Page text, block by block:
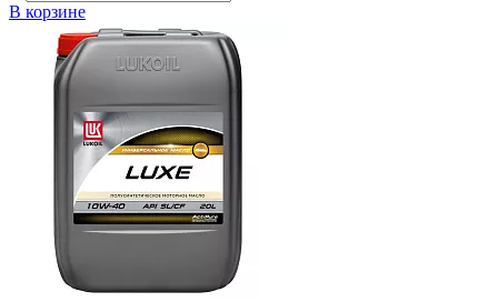
В корзине